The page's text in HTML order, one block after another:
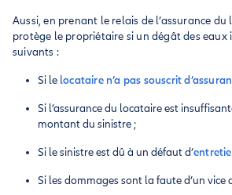
Aussi, en prenant le relais de l’assurance
protège le propriétaire si un dégât des eaux
suivants :
Si le locataire n’a pas souscrit
Si l’assurance du locataire est
montant du sinistre ;
Si le sinistre est dû à un défaut d’
Si les dommages sont la faute d’un vice